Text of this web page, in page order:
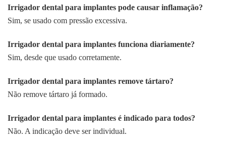
Irrigador dental para implantes pode causar inflamação?
Sim, se usado com pressão excessiva.
Irrigador dental para implantes funciona diariamente?
Sim, desde que usado corretamente.
Irrigador dental para implantes remove tártaro?
Não remove tártaro já formado.
Irrigador dental para implantes é indicado para todos?
Não. A indicação deve ser individual.